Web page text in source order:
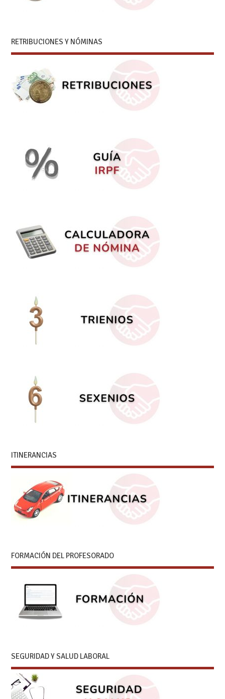
RETRIBUCIONES Y NÓMINAS
ITINERANCIAS
FORMACIÓN DEL PROFESORADO
SEGURIDAD Y SALUD LABORAL